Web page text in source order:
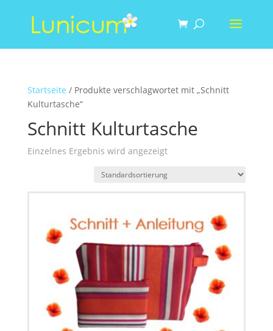
Startseite / Produkte verschlagwortet mit „Schnitt
Kulturtasche“
Schnitt Kulturtasche
Einzelnes Ergebnis wird angezeigt